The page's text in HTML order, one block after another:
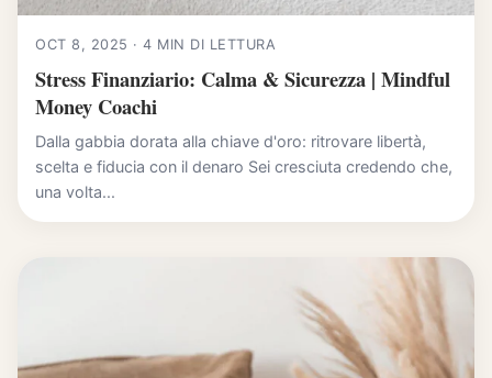
OCT 8, 2025 · 4 MIN DI LETTURA
Stress Finanziario: Calma & Sicurezza | Mindful
Money Coachi
Dalla gabbia dorata alla chiave d'oro: ritrovare libertà,
scelta e fiducia con il denaro Sei cresciuta credendo che,
una volta...